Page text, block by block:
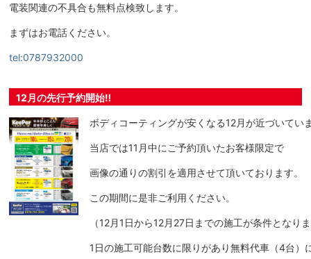
電装関連の不具合も無料点検致します。
まずはお電話ください。
tel:0787932000
12月の先行予約開始‼️
ボディコーティングが安くなる12月が近づいてい
当店では11月中にご予約頂いたお客様限定で
画像の通りの割引を適用させて頂いております。
この期間に是非ご利用ください。
（12月1日から12月27日までの施工が条件となり
1日の施工可能台数に限りがあり無料代車（4台）